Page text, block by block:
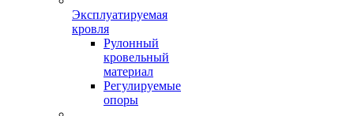
Эксплуатируемая
кровля
Рулонный
кровельный
материал
Регулируемые
опоры